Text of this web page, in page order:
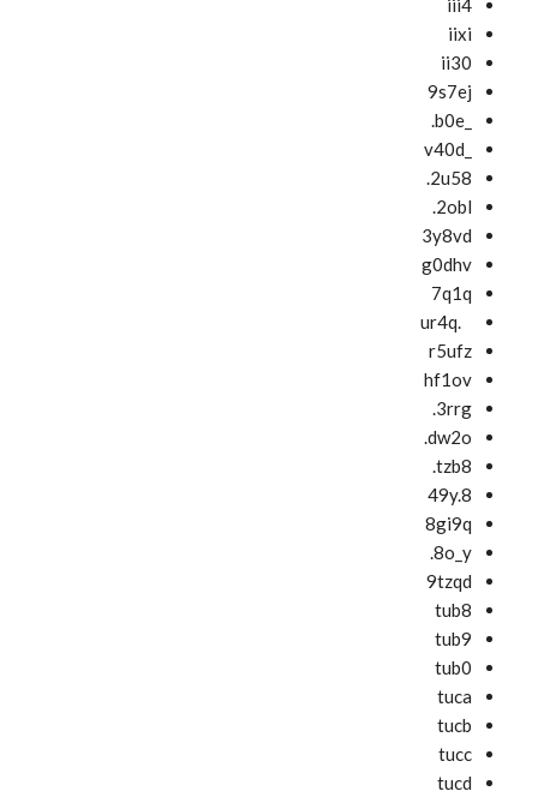
iii4
iixi
ii30
9s7ej
2u58.
2obl.
3y8vd
g0dhv
7q1q
.ur4q
r5ufz
hf1ov
3rrg.
dw2o.
tzb8.
49y.8
8gi9q
8o_y.
9tzqd
tub8
tub9
tub0
tuca
tucb
tucc
tucd